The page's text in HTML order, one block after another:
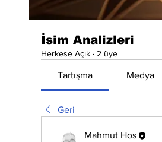
İsim Analizleri
Herkese Açık · 2 üye
Tartışma Medya
Geri
Mahmut Hos